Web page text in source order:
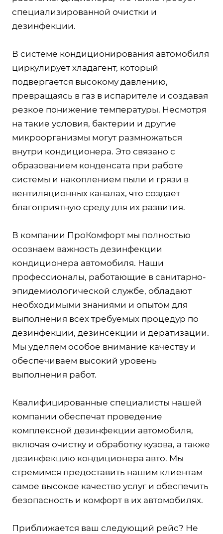
специализированной очистки и
дезинфекции.
В системе кондиционирования автомобиля
циркулирует хладагент, который
подвергается высокому давлению,
превращаясь в газ в испарителе и создавая
резкое понижение температуры. Несмотря
на такие условия, бактерии и другие
микроорганизмы могут размножаться
внутри кондиционера. Это связано с
образованием конденсата при работе
системы и накоплением пыли и грязи в
вентиляционных каналах, что создает
благоприятную среду для их развития.
В компании ПроКомфорт мы полностью
осознаем важность дезинфекции
кондиционера автомобиля. Наши
профессионалы, работающие в санитарно-
эпидемиологической службе, обладают
необходимыми знаниями и опытом для
выполнения всех требуемых процедур по
дезинфекции, дезинсекции и дератизации.
Мы уделяем особое внимание качеству и
обеспечиваем высокий уровень
выполнения работ.
Квалифицированные специалисты нашей
компании обеспечат проведение
комплексной дезинфекции автомобиля,
включая очистку и обработку кузова, а также
дезинфекцию кондиционера авто. Мы
стремимся предоставить нашим клиентам
самое высокое качество услуг и обеспечить
безопасность и комфорт в их автомобилях.
Приближается ваш следующий рейс? Не